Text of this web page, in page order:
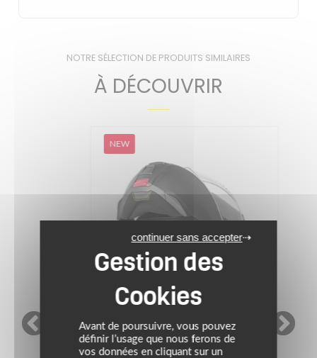
NOTRE SÉLECTION DE PRODUITS SIMILAIRES
À DÉCOUVRIR
SCHUBERTH
Avant de poursuivre, vous pouvez
définir l’usage que nous ferons de
vos données en cliquant sur un
continuer sans accepter